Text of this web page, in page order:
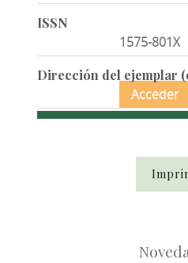
ISSN
1575-801X
Dirección del ejemplar
Acceder